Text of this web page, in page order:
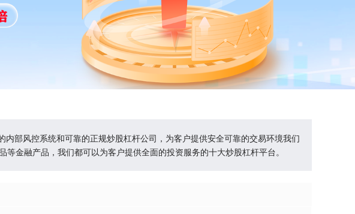
部风控系统和可靠的正规炒股杠杆公司，为客户提供安全可靠的交易环境我们
金融产品，我们都可以为客户提供全面的投资服务的十大炒股杠杆平台。